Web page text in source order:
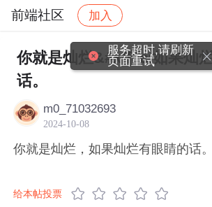
前端社区 加入
社区 前端社区 感慨 帖子详
你就是灿烂&#xff0c;如果灿
话。
m0_71032693
2024-10-08
你就是灿烂，如果灿烂有眼睛的话。
给本帖投票
服务超时,请刷新
页面重试